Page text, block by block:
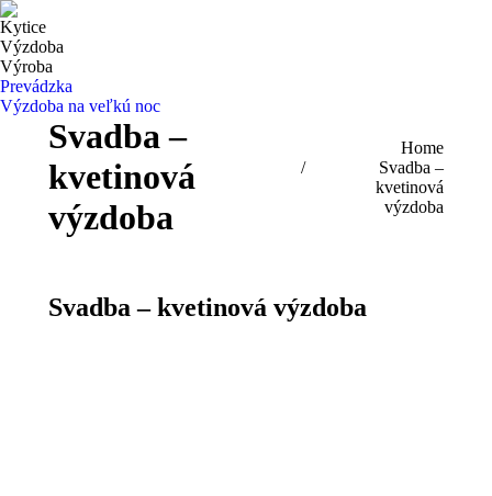
Kytice
Výzdoba
Výroba
Prevádzka
Výzdoba na veľkú noc
Svadba –
kvetinová
výzdoba
Home
Svadba –
kvetinová
výzdoba
Svadba – kvetinová výzdoba